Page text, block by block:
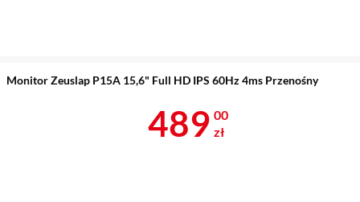
Monitor Zeuslap P15A 15,6" Full HD IPS 60Hz 4ms Przenośny
Cena 489 zł
489 00
zł